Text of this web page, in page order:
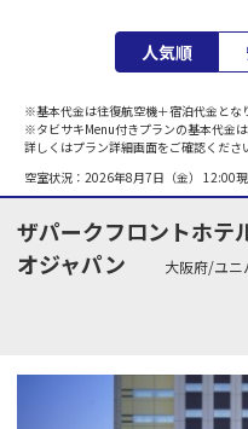
人気順
※基本代金は往復航空機＋宿泊代金とな
※タビサキMenu付きプランの基本代金は
詳しくはプラン詳細画面をご確認くださ
空室状況： 2026年8月7日（金） 12:00
ザパークフロントホテ
オジャパン
大阪府/ユニ